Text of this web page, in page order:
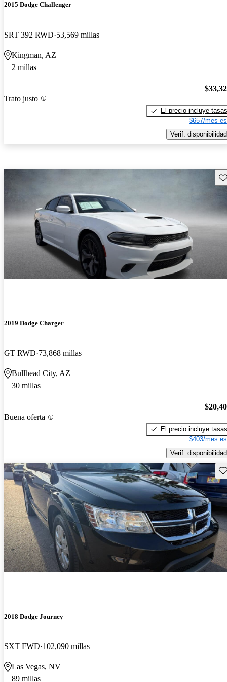
2015 Dodge Challenger
SRT 392 RWD 53,569 millas
Kingman, AZ
2 millas
Trato justo
El precio incluye tasas
$657/mes
Verif. disponibilidad
2019 Dodge Charger
GT RWD 73,868 millas
Bullhead City, AZ
30 millas
Buena oferta
El precio incluye tasas
$403/mes
Verif. disponibilidad
2018 Dodge Journey
SXT FWD 102,090 millas
Las Vegas, NV
89 millas